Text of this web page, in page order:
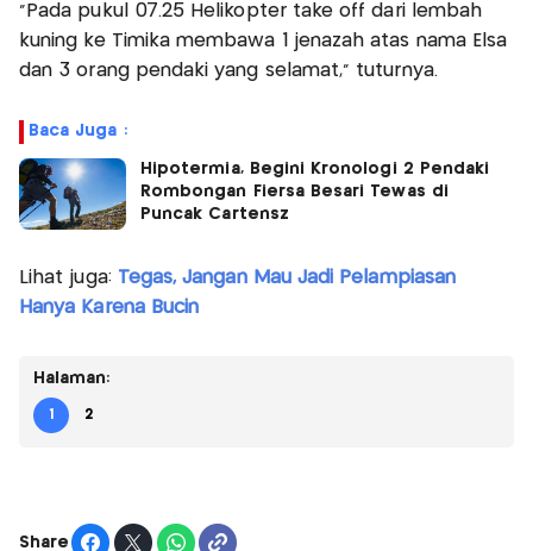
"Pada pukul 07.25 Helikopter take off dari lembah
kuning ke Timika membawa 1 jenazah atas nama Elsa
dan 3 orang pendaki yang selamat," tuturnya.
Baca Juga :
Hipotermia, Begini Kronologi 2 Pendaki
Rombongan Fiersa Besari Tewas di
Puncak Cartensz
Lihat juga: Tegas, Jangan Mau Jadi Pelampiasan
Hanya Karena Bucin
Halaman:
1 2
Share